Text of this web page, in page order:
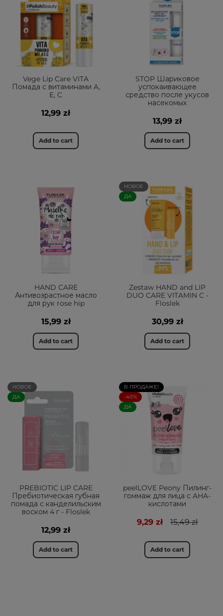
Vege Lip Care VITA
Помада с витаминами A,
E, C
12,99 zł
Add to cart
STOP Шариковое
успокаивающее
средство после укусов
насекомых
13,99 zł
Add to cart
HAND CARE
Антивозрастное масло
для рук rose hip
15,99 zł
Add to cart
НОВОЕ
ДА
Zestaw HAND and LIP
DUO CARE VITAMIN C -
Floslek
30,99 zł
Add to cart
НОВОЕ
ДА
PREBIOTIC LIP CARE
Пребиотическая губная
помада с канделильским
воском 4 г - Floslek
12,99 zł
Add to cart
В ПРОДАЖЕ!
-40%
ДА
peelLOVE Peony Пилинг-
гоммаж для лица с AHA-
кислотами
9,29 zł 15,49 zł
Add to cart